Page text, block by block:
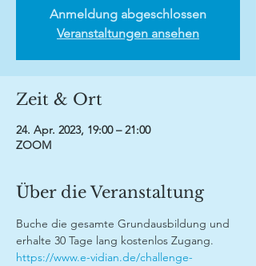
Anmeldung abgeschlossen
Veranstaltungen ansehen
Zeit & Ort
24. Apr. 2023, 19:00 – 21:00
ZOOM
Über die Veranstaltung
Buche die gesamte Grundausbildung und
erhalte 30 Tage lang kostenlos Zugang.
https://www.e-vidian.de/challenge-